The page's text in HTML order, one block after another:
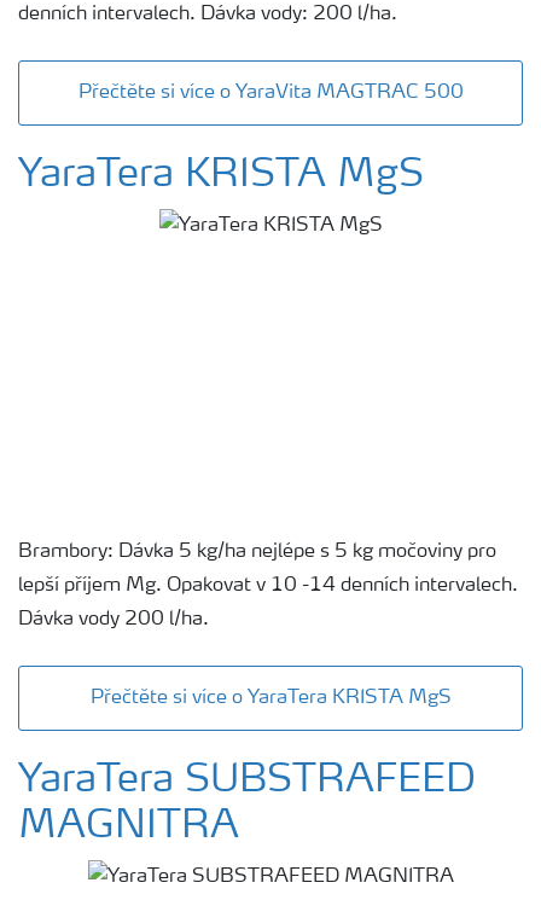
denních intervalech. Dávka vody: 200 l/ha.
Přečtěte si více o YaraVita MAGTRAC 500
YaraTera KRISTA MgS
Brambory: Dávka 5 kg/ha nejlépe s 5 kg močoviny pro
lepší příjem Mg. Opakovat v 10 -14 denních intervalech.
Dávka vody 200 l/ha.
Přečtěte si více o YaraTera KRISTA MgS
YaraTera SUBSTRAFEED
MAGNITRA